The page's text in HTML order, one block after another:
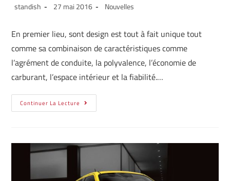
standish 27 mai 2016 Nouvelles
En premier lieu, sont design est tout à fait unique tout
comme sa combinaison de caractéristiques comme
l’agrément de conduite, la polyvalence, l’économie de
carburant, l’espace intérieur et la fiabilité.…
Continuer La Lecture